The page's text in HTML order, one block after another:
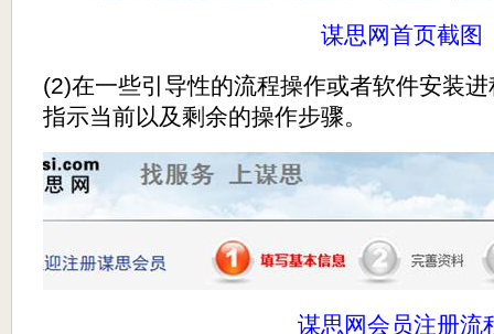
谋思网首页截图
(2)在一些引导性的流程操作或者软件安装
指示当前以及剩余的操作步骤。
谋思网会员注册流